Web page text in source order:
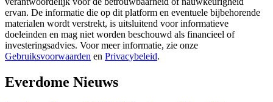
Futures-startgids
ervan. De informatie die op dit platform en eventuele bijbehorende
materialen wordt verstrekt, is uitsluitend voor informatieve
doeleinden en mag niet worden beschouwd als financieel of
investeringsadvies. Voor meer informatie, zie onze
Gebruiksvoorwaarden en Privacybeleid.
Everdome Nieuws